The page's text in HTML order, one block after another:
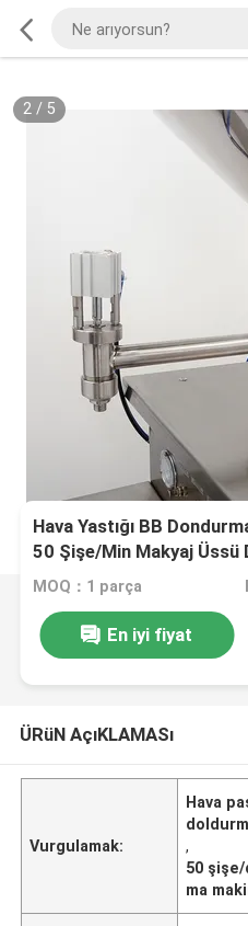
2/ 5
Hava Yastığı BB
50 Şişe/Min Makyaj Üssü
Paslanmaz Çelik Malzeme
MOQ：1 parça
En iyi fiyat
ÜRüN AçıKLAMASı
Vurgulamak:
Hava
,
50
ma